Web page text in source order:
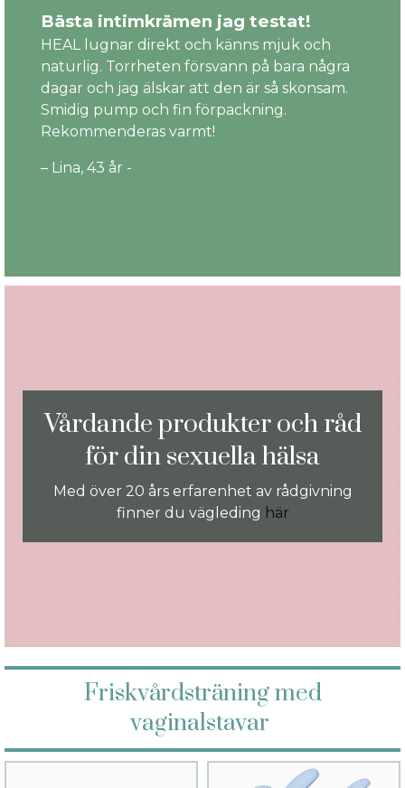
Bästa intimkrämen jag testat!
HEAL lugnar direkt och känns mjuk och
naturlig. Torrheten försvann på bara några
dagar och jag älskar att den är så skonsam.
Smidig pump och fin förpackning.
Rekommenderas varmt!
– Lina, 43 år -
Vårdande produkter och råd
för din sexuella hälsa
Med över 20 års erfarenhet av rådgivning
finner du vägleding här
Friskvårdsträning med
vaginalstavar